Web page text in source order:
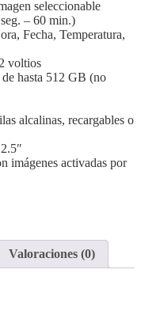
seleccionable
– 60 min.)
Fecha, Temperatura,
voltios
hasta 512 GB (no
alcalinas, recargables o
imágenes activadas por
Valoraciones (0)